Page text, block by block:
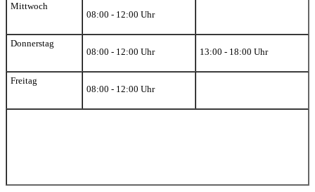
Mittwoch
08:00 - 12:00 Uhr
Donnerstag
08:00 - 12:00 Uhr
13:00 - 18:00 Uhr
Freitag
08:00 - 12:00 Uhr